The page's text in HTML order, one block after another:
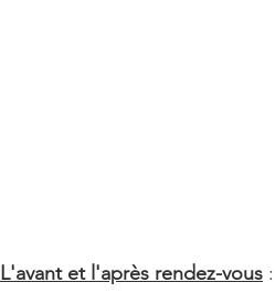
L'avant et l'après rendez-vous :